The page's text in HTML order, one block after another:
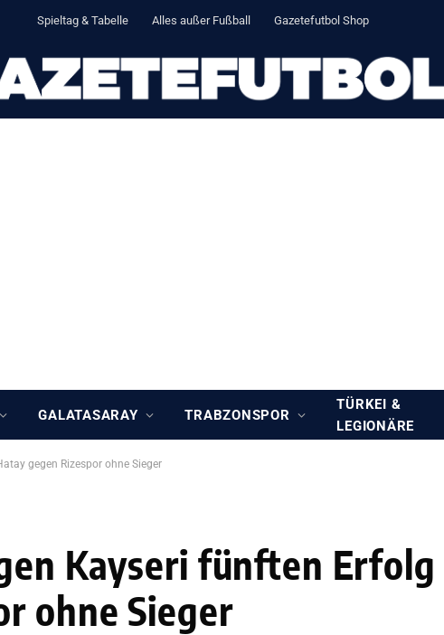
Spieltag & Tabelle Alles außer Fußball Gazetefutbol Shop
GALATASARAY TRABZONSPOR
TÜRKEI &
LEGIONÄRE
gegen Rizespor ohne Sieger
Kayseri fünften Erfolg
ohne Sieger